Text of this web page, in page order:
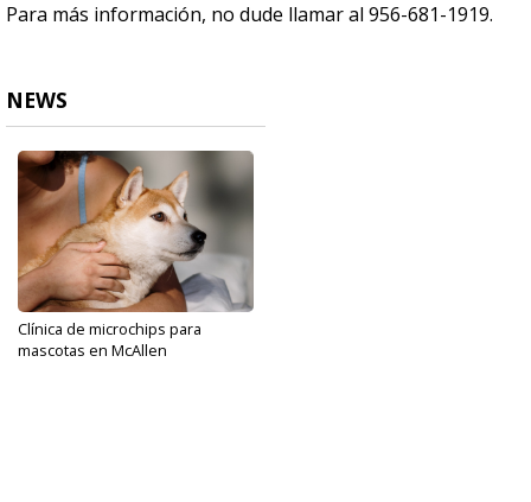
Para más información, no dude llamar al 956-681-1919.
NEWS
Clínica de microchips para
mascotas en McAllen